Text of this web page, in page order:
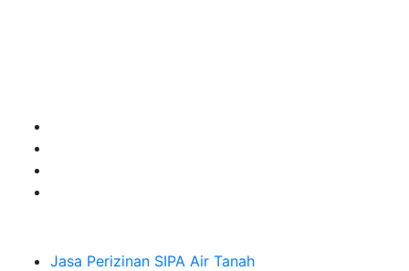
Jasa Perizinan SIPA Air Tanah